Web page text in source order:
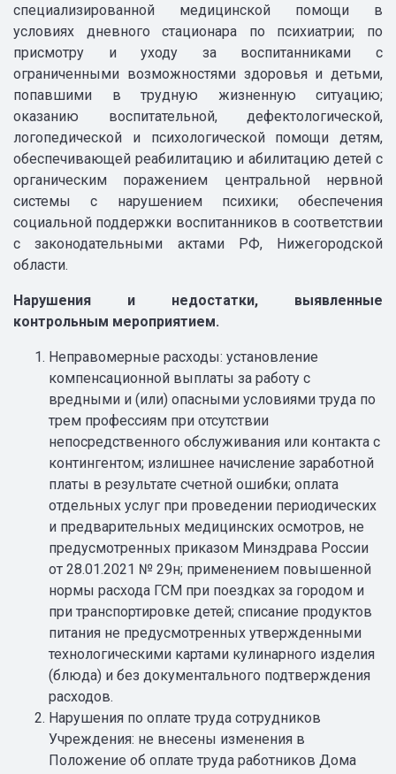
специализированной медицинской помощи в
условиях дневного стационара по психиатрии; по
присмотру и уходу за воспитанниками с
ограниченными возможностями здоровья и детьми,
попавшими в трудную жизненную ситуацию;
оказанию воспитательной, дефектологической,
логопедической и психологической помощи детям,
обеспечивающей реабилитацию и абилитацию детей с
органическим поражением центральной нервной
системы с нарушением психики; обеспечения
социальной поддержки воспитанников в соответствии
с законодательными актами РФ, Нижегородской
области.
Нарушения и недостатки, выявленные
контрольным мероприятием.
Неправомерные расходы: установление
компенсационной выплаты за работу с
вредными и (или) опасными условиями труда по
трем профессиям при отсутствии
непосредственного обслуживания или контакта с
контингентом; излишнее начисление заработной
платы в результате счетной ошибки; оплата
отдельных услуг при проведении периодических
и предварительных медицинских осмотров, не
предусмотренных приказом Минздрава России
от 28.01.2021 № 29н; применением повышенной
нормы расхода ГСМ при поездках за городом и
при транспортировке детей; списание продуктов
питания не предусмотренных утвержденными
технологическими картами кулинарного изделия
(блюда) и без документального подтверждения
расходов.
Нарушения по оплате труда сотрудников
Учреждения: не внесены изменения в
Положение об оплате труда работников Дома